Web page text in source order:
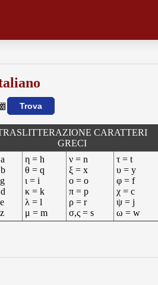
CARATTERI
GRECI
η = h
θ = q
ι = i
κ = k
λ = l
μ = m
ν = n
ξ = x
ο = o
π = p
ρ = r
σ,ς = s
τ = t
υ = y
φ = f
χ = c
ψ = j
ω = w